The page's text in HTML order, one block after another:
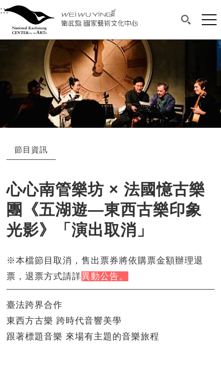
衛武營國家藝術文化中心
中央內容區塊，為本頁主要內容區。
:::選單連結區塊，此區塊列有本網站主要連結。
衛武營國家藝術文化中心
搜尋(開
網
::: 中央內容區塊，為本頁主要內容區。
節目資訊
心心南管樂坊 × 法國憶古樂
團《五湖遊—東西古樂印象
光影》「演出取消」
※本檔節目取消，售出票券將依購票金額辦理退
票，退票方式請詳異動公告。
臺法跨界合作
東西方古樂 跨時代音響美學
跟著標題音樂 來場有主題的音樂旅程